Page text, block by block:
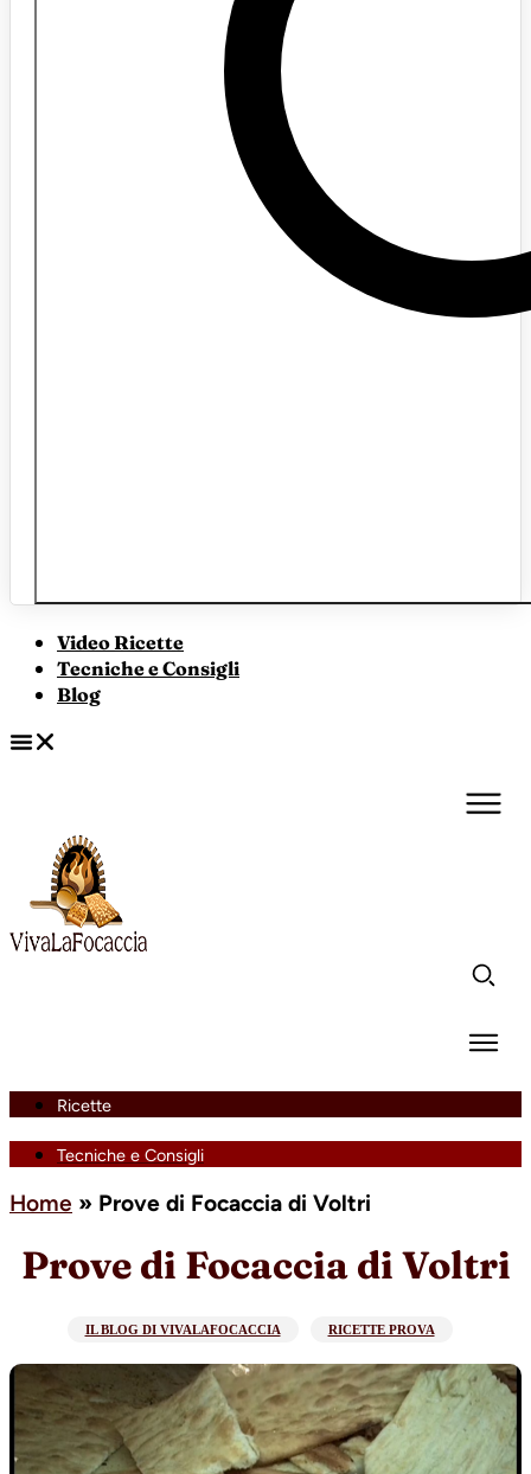
Video Ricette
Tecniche e Consigli
Blog
Ricette
Tecniche e Consigli
Home » Prove di Focaccia di Voltri
Prove di Focaccia di Voltri
IL BLOG DI VIVALAFOCACCIA RICETTE PROVA